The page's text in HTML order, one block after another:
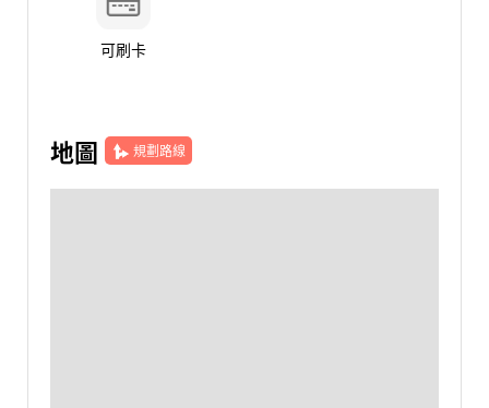
可刷卡
地圖 規劃路線